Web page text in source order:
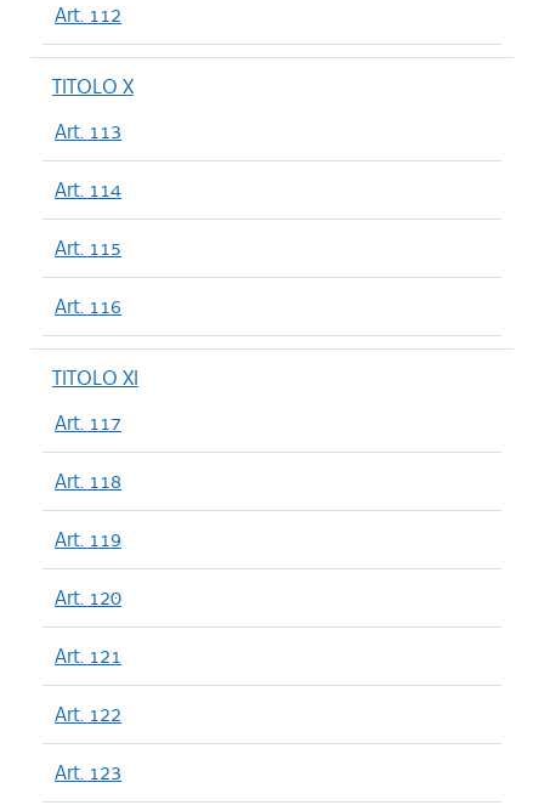
Art. 112
TITOLO X
Art. 113
Art. 114
Art. 115
Art. 116
TITOLO XI
Art. 117
Art. 118
Art. 119
Art. 120
Art. 121
Art. 122
Art. 123